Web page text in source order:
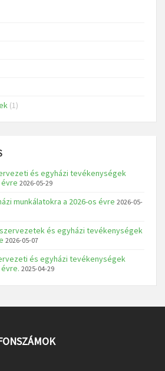
(1)
és egyházi tevékenységek
2026-05-29
munkálatokra a 2026-os évre 2026-05-
és egyházi tevékenységek
2026-05-07
és egyházi tevékenységek
2025-04-29